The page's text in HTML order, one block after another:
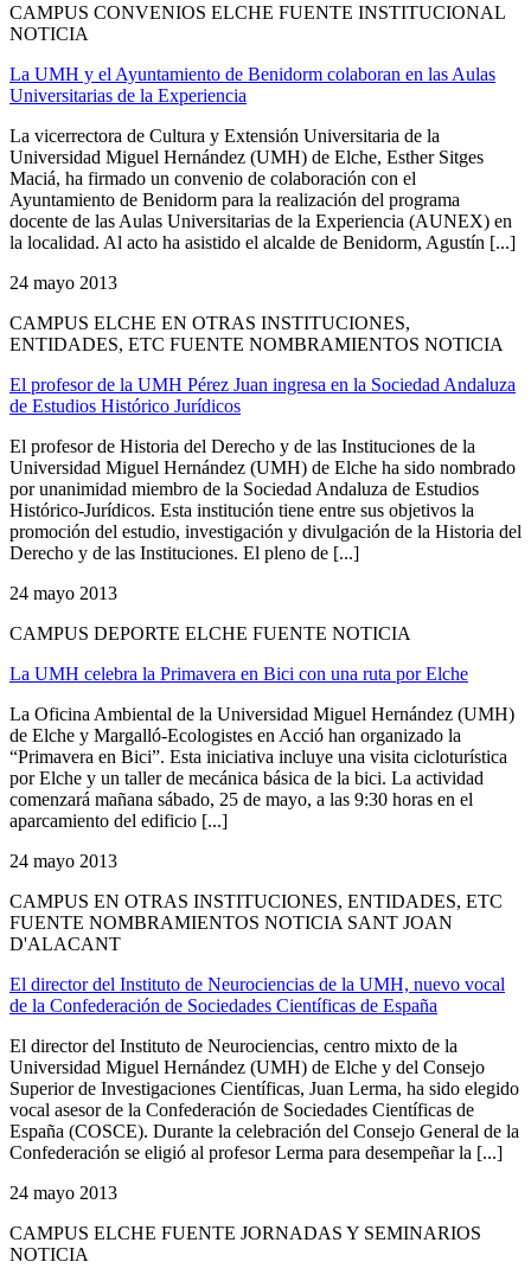
CAMPUS CONVENIOS ELCHE FUENTE INSTITUCIONAL
NOTICIA
La UMH y el Ayuntamiento de Benidorm colaboran en las Aulas
Universitarias de la Experiencia
La vicerrectora de Cultura y Extensión Universitaria de la
Universidad Miguel Hernández (UMH) de Elche, Esther Sitges
Maciá, ha firmado un convenio de colaboración con el
Ayuntamiento de Benidorm para la realización del programa
docente de las Aulas Universitarias de la Experiencia (AUNEX) en
la localidad. Al acto ha asistido el alcalde de Benidorm, Agustín [...]
24 mayo 2013
CAMPUS ELCHE EN OTRAS INSTITUCIONES,
ENTIDADES, ETC FUENTE NOMBRAMIENTOS NOTICIA
El profesor de la UMH Pérez Juan ingresa en la Sociedad Andaluza
de Estudios Histórico Jurídicos
El profesor de Historia del Derecho y de las Instituciones de la
Universidad Miguel Hernández (UMH) de Elche ha sido nombrado
por unanimidad miembro de la Sociedad Andaluza de Estudios
Histórico-Jurídicos. Esta institución tiene entre sus objetivos la
promoción del estudio, investigación y divulgación de la Historia del
Derecho y de las Instituciones. El pleno de [...]
24 mayo 2013
CAMPUS DEPORTE ELCHE FUENTE NOTICIA
La UMH celebra la Primavera en Bici con una ruta por Elche
La Oficina Ambiental de la Universidad Miguel Hernández (UMH)
de Elche y Margalló-Ecologistes en Acció han organizado la
“Primavera en Bici”. Esta iniciativa incluye una visita cicloturística
por Elche y un taller de mecánica básica de la bici. La actividad
comenzará mañana sábado, 25 de mayo, a las 9:30 horas en el
aparcamiento del edificio [...]
24 mayo 2013
CAMPUS EN OTRAS INSTITUCIONES, ENTIDADES, ETC
FUENTE NOMBRAMIENTOS NOTICIA SANT JOAN
D'ALACANT
El director del Instituto de Neurociencias de la UMH, nuevo vocal
de la Confederación de Sociedades Científicas de España
El director del Instituto de Neurociencias, centro mixto de la
Universidad Miguel Hernández (UMH) de Elche y del Consejo
Superior de Investigaciones Científicas, Juan Lerma, ha sido elegido
vocal asesor de la Confederación de Sociedades Científicas de
España (COSCE). Durante la celebración del Consejo General de la
Confederación se eligió al profesor Lerma para desempeñar la [...]
24 mayo 2013
CAMPUS ELCHE FUENTE JORNADAS Y SEMINARIOS
NOTICIA